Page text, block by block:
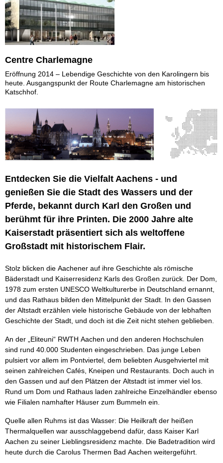
Centre Charlemagne
Eröffnung 2014 – Lebendige Geschichte von den Karolingern bis
heute. Ausgangspunkt der Route Charlemagne am historischen
Katschhof.
Entdecken Sie die Vielfalt Aachens - und
genießen Sie die Stadt des Wassers und der
Pferde, bekannt durch Karl den Großen und
berühmt für ihre Printen. Die 2000 Jahre alte
Kaiserstadt präsentiert sich als weltoffene
Großstadt mit historischem Flair.
Stolz blicken die Aachener auf ihre Geschichte als römische
Bäderstadt und Kaiserresidenz Karls des Großen zurück. Der Dom,
1978 zum ersten UNESCO Weltkulturerbe in Deutschland ernannt,
und das Rathaus bilden den Mittelpunkt der Stadt. In den Gassen
der Altstadt erzählen viele historische Gebäude von der lebhaften
Geschichte der Stadt, und doch ist die Zeit nicht stehen geblieben.
An der „Eliteuni“ RWTH Aachen und den anderen Hochschulen
sind rund 40.000 Studenten eingeschrieben. Das junge Leben
pulsiert vor allem im Pontviertel, dem beliebten Ausgehviertel mit
seinen zahlreichen Cafés, Kneipen und Restaurants. Doch auch in
den Gassen und auf den Plätzen der Altstadt ist immer viel los.
Rund um Dom und Rathaus laden zahlreiche Einzelhändler ebenso
wie Filialen namhafter Häuser zum Bummeln ein.
Quelle allen Ruhms ist das Wasser: Die Heilkraft der heißen
Thermalquellen war ausschlaggebend dafür, dass Kaiser Karl
Aachen zu seiner Lieblingsresidenz machte. Die Badetradition wird
heute durch die Carolus Thermen Bad Aachen weitergeführt.